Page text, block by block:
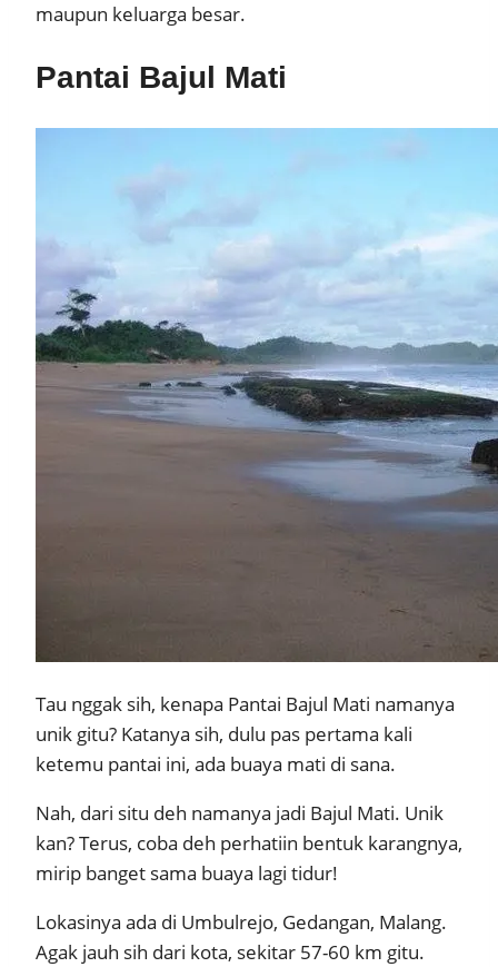
maupun keluarga besar.
Pantai Bajul Mati
Tau nggak sih, kenapa Pantai Bajul Mati namanya
unik gitu? Katanya sih, dulu pas pertama kali
ketemu pantai ini, ada buaya mati di sana.
Nah, dari situ deh namanya jadi Bajul Mati. Unik
kan? Terus, coba deh perhatiin bentuk karangnya,
mirip banget sama buaya lagi tidur!
Lokasinya ada di Umbulrejo, Gedangan, Malang.
Agak jauh sih dari kota, sekitar 57-60 km gitu.